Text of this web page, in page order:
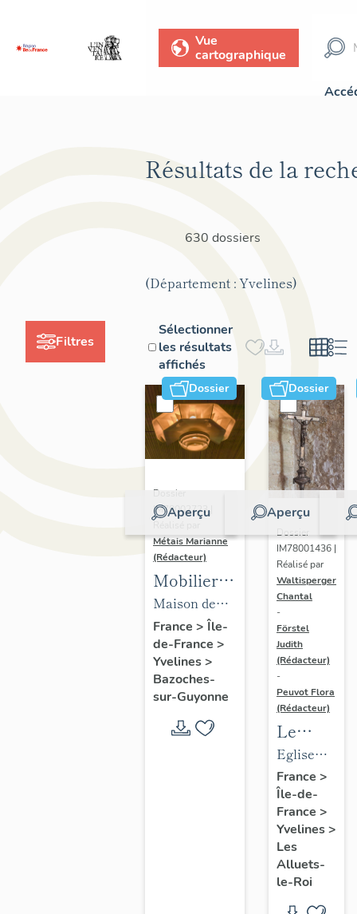
Vue
cartographique
Filtres
Résultats de la
630 dossiers
(Département : Yvelines)
Sélectionner
les résultats
affichés
Dossier
Aperçu
Dossier
IM78002723 |
Métais Marianne
(Rédacteur)
Mobilier
de la
maison
Louis
Carré
Maison de
villégiature
dite maison
Louis Carré
France > Île-
de-France >
Yvelines>
Bazoches-
sur-Guyonne
Dossier
Aperçu
Dossier
IM78001436 |
Réalisé par
Waltisperger
Chantal
-
Förstel
Judith
(Rédacteur)
-
Peuvot Flora
(Rédacteur)
Le
mobilier
de
l'église
Saint-
Nicolas
Eglise
paroissiale
Saint-
Nicolas
France >
Île-de-
France >
Yvelines>
Les
Alluets-
le-Roi